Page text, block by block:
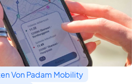
Von Padam Mobility